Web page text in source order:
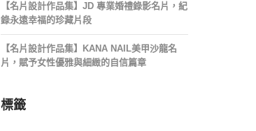
【名片設計作品集】JD 專業婚禮錄影名片，紀
錄永遠幸福的珍藏片段
【名片設計作品集】KANA NAIL美甲沙龍名
片，賦予女性優雅與細緻的自信篇章
標籤